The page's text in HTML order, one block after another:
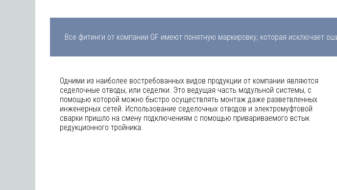
Все фитинги от компании GF имеют понятную маркировку, которая исключает
Одними из наиболее востребованных видов продукции от компании являются
седелочные отводы, или седелки. Это ведущая часть модульной системы, с
помощью которой можно быстро осуществлять монтаж даже разветвленных
инженерных сетей. Использование седелочных отводов и электромуфтовой
сварки пришло на смену подключениям с помощью привариваемого встык
редукционного тройника.